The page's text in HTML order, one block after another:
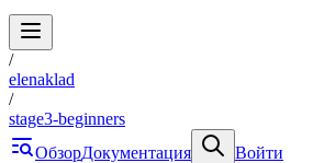
/
elenaklad
/
stage3-beginners
ОбзорДокументация
Войти